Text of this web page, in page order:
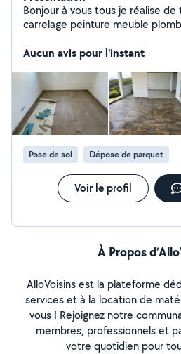
Bonjour à vous tous je réalise
carrelage peinture meuble
Aucun avis pour l'instant
Pose de sol Dépose de parquet
Voir le profil
À Propos
AlloVoisins est la plateforme
services et à la location de
vous ! Rejoignez notre
membres, professionnels et
votre quotidien pour